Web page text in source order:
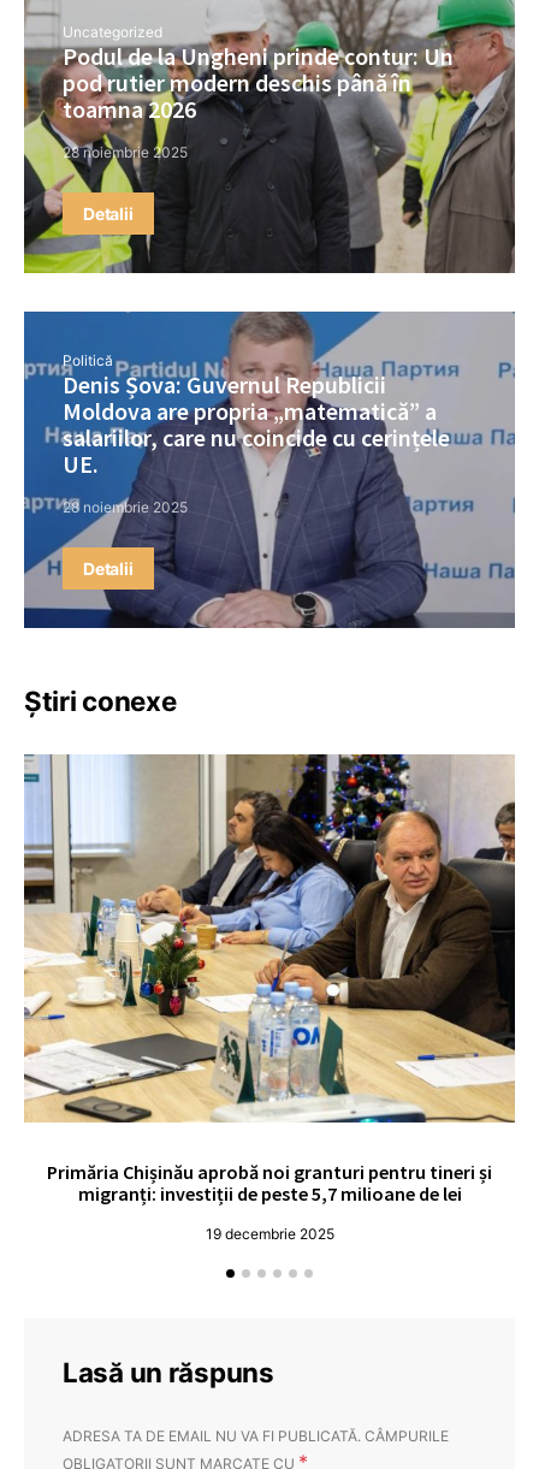
Uncategorized
Podul de la Ungheni prinde contur: Un
pod rutier modern deschis până în
toamna 2026
28 noiembrie 2025
Detalii
Politică
Denis Șova: Guvernul Republicii
Moldova are propria „matematică” a
salariilor, care nu coincide cu cerințele
UE.
28 noiembrie 2025
Detalii
Știri conexe
Primăria Chișinău aprobă noi granturi pentru tineri și
migranți: investiții de peste 5,7 milioane de lei
19 decembrie 2025
Lasă un răspuns
ADRESA TA DE EMAIL NU VA FI PUBLICATĂ. CÂMPURILE
OBLIGATORII SUNT MARCATE CU *